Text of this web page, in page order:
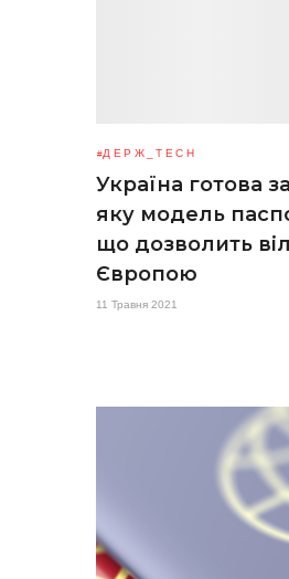
ДЕРЖ_TECH
Україна готова
яку модель
що дозволить
Європою
11 Травня 2021